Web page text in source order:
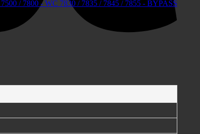
/ 7800 - WC 7830 / 7835 / 7845 / 7855 - BYPASS